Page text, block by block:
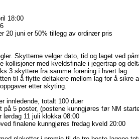
18:00
20 juni er 50% tillegg av ordinær pris
Skytterne velger dato, tid og laget ved
kollisjoner med kveldsfinale i jegertrap og
3 skyttere fra samme forening i hvert lag
til å flytte deltakere mellom lag for å sikre
etter skyting.
innledende, totalt 100 duer
på 5 poster, (postene kunngjøres før NM
lørdag 11 juli klokka 08:00
finalene kunngjøres fredag kveld 20:00